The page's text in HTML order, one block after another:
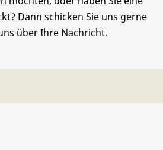
Dann schicken Sie uns gerne
über Ihre Nachricht.